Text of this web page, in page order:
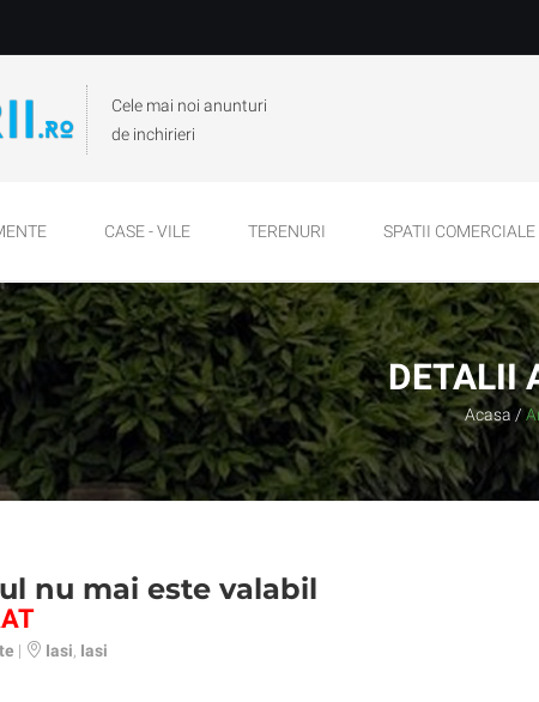
Cele mai noi anunturi
de inchirieri
CASE - VILE TERENURI SPATII COMERCIALE
DETALII
Acasa /
nu mai este valabil
| Iasi Iasi